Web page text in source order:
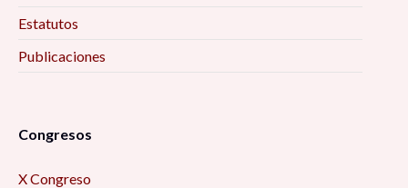
Estatutos
Publicaciones
Congresos
X Congreso